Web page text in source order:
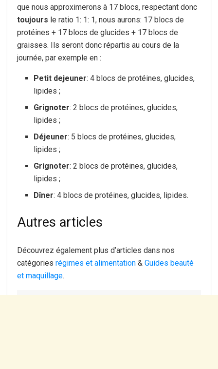
que nous approximerons à 17 blocs, respectant donc
toujours le ratio 1: 1: 1, nous aurons: 17 blocs de
protéines + 17 blocs de glucides + 17 blocs de
graisses. Ils seront donc répartis au cours de la
journée, par exemple en :
Petit dejeuner: 4 blocs de protéines, glucides,
lipides ;
Grignoter: 2 blocs de protéines, glucides,
lipides ;
Déjeuner: 5 blocs de protéines, glucides,
lipides ;
Grignoter: 2 blocs de protéines, glucides,
lipides ;
Dîner: 4 blocs de protéines, glucides, lipides.
Autres articles
Découvrez également plus d’articles dans nos
catégories régimes et alimentation & Guides beauté
et maquillage.